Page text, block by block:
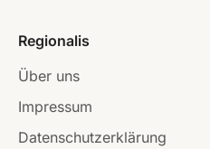
Regionalis
Über uns
Impressum
Datenschutzerklärung